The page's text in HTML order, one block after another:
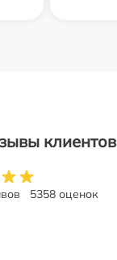
клиентов
5358 оценок